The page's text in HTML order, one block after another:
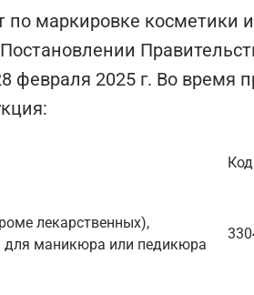
по маркировке косметики
февраля 2025 г. Во время
лекарственных),
для маникюра или педикюра